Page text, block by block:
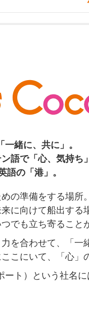
一緒に、共に」。
語で「心、気持ち
語の「港」。
の準備をする場所。
に向けて船出する
でも立ち寄ること
を合わせて、「一
こにいて、「心」
ート）という社名